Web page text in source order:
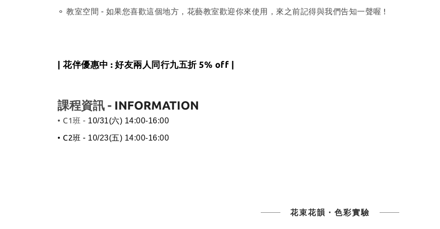
⚬ 教室空間 - 如果您喜歡這個地方，花藝教室歡迎你來使用，來之前記得與我們告知一聲喔 !
| 花伴優惠中 : 好友兩人同行九五折 5% off |
課程資訊 - INFORMATION
• C1班 - 10/31(六) 14:00-16:00
• C2班 - 10/23(五) 14:00-16:00
花束花韻・色彩實驗